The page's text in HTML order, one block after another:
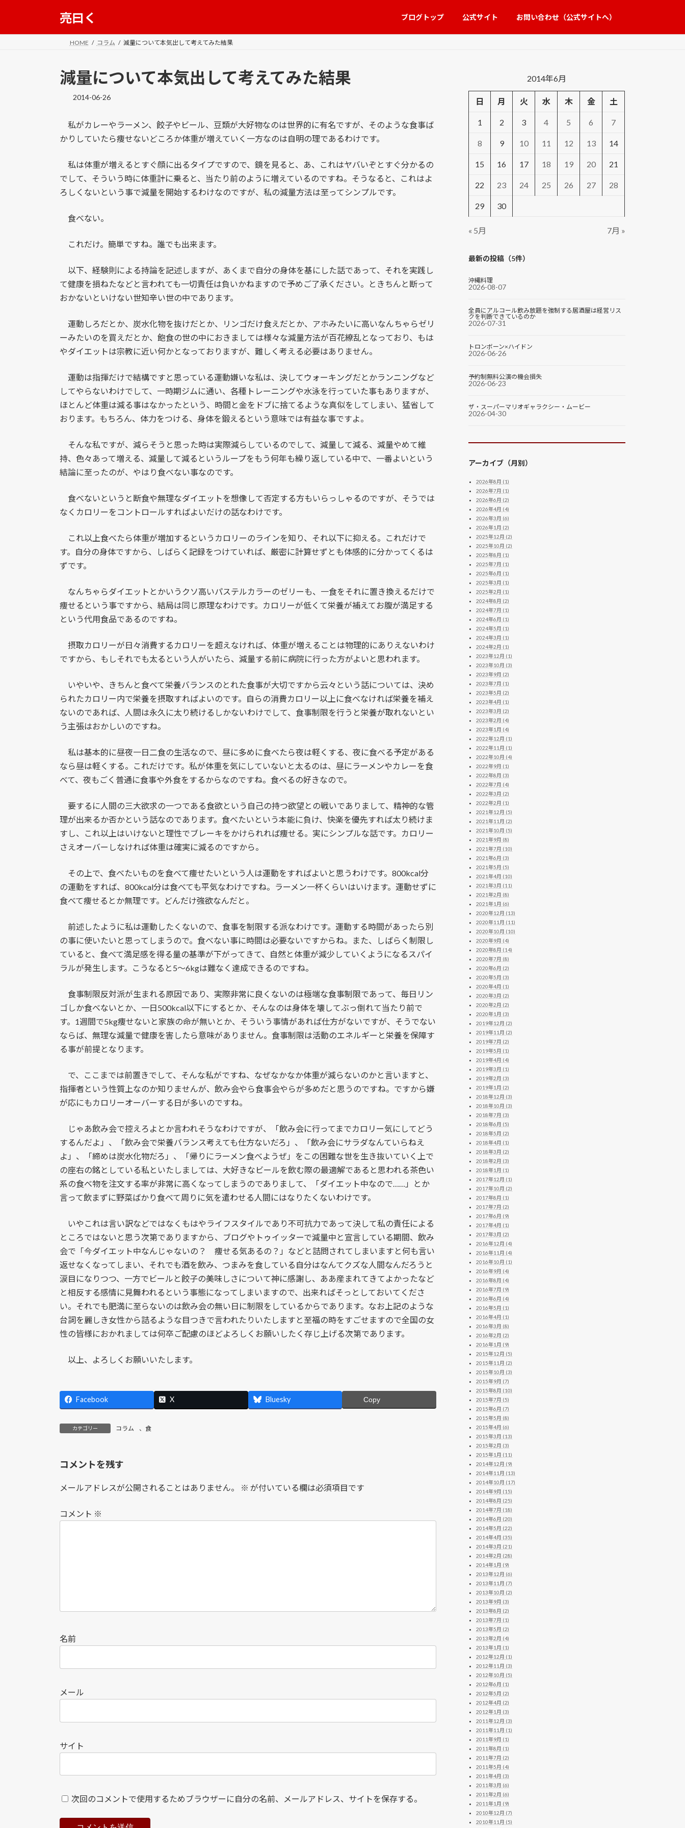
亮曰く ブログトップ 公式サイト お問い合わせ（公式サイトへ）
HOME コラム 減量について本気出して考えてみた結果
減量について本気出して考えてみた結果
2014-06-26
私がカレーやラーメン、餃子やビール、豆類が大好物なのは世界的に有名ですが、そのような食事ば
かりしていたら痩せないどころか体重が増えていく一方なのは自明の理であるわけです。
私は体重が増えるとすぐ顔に出るタイプですので、鏡を見ると、あ、これはヤバいぞとすぐ分かるの
でして、そういう時に体重計に乗ると、当たり前のように増えているのですね。そうなると、これはよ
ろしくないという事で減量を開始するわけなのですが、私の減量方法は至ってシンプルです。
食べない。
これだけ。簡単ですね。誰でも出来ます。
以下、経験則による持論を記述しますが、あくまで自分の身体を基にした話であって、それを実践し
て健康を損ねたなどと言われても一切責任は負いかねますので予めご了承ください。ときちんと断って
おかないといけない世知辛い世の中であります。
運動しろだとか、炭水化物を抜けだとか、リンゴだけ食えだとか、アホみたいに高いなんちゃらゼリ
ーみたいのを買えだとか、飽食の世の中におきましては様々な減量方法が百花繚乱となっており、もは
やダイエットは宗教に近い何かとなっておりますが、難しく考える必要はありません。
運動は指揮だけで結構ですと思っている運動嫌いな私は、決してウォーキングだとかランニングなど
してやらないわけでして、一時期ジムに通い、各種トレーニングや水泳を行っていた事もありますが、
ほとんど体重は減る事はなかったという、時間と金をドブに捨てるような真似をしてしまい、猛省して
おります。もちろん、体力をつける、身体を鍛えるという意味では有益な事ですよ。
そんな私ですが、減らそうと思った時は実際減らしているのでして、減量して減る、減量やめて維
持、色々あって増える、減量して減るというループをもう何年も繰り返している中で、一番よいという
結論に至ったのが、やはり食べない事なのです。
食べないというと断食や無理なダイエットを想像して否定する方もいらっしゃるのですが、そうでは
なくカロリーをコントロールすればよいだけの話なわけです。
これ以上食べたら体重が増加するというカロリーのラインを知り、それ以下に抑える。これだけで
す。自分の身体ですから、しばらく記録をつけていれば、厳密に計算せずとも体感的に分かってくるは
ずです。
なんちゃらダイエットとかいうクソ高いパステルカラーのゼリーも、一食をそれに置き換えるだけで
痩せるという事ですから、結局は同じ原理なわけです。カロリーが低くて栄養が補えてお腹が満足する
という代用食品であるのですね。
摂取カロリーが日々消費するカロリーを超えなければ、体重が増えることは物理的にありえないわけ
ですから、もしそれでも太るという人がいたら、減量する前に病院に行った方がよいと思われます。
いやいや、きちんと食べて栄養バランスのとれた食事が大切ですから云々という話については、決め
られたカロリー内で栄養を摂取すればよいのです。自らの消費カロリー以上に食べなければ栄養を補え
ないのであれば、人間は永久に太り続けるしかないわけでして、食事制限を行うと栄養が取れないとい
う主張はおかしいのですね。
私は基本的に昼夜一日二食の生活なので、昼に多めに食べたら夜は軽くする、夜に食べる予定がある
なら昼は軽くする。これだけです。私が体重を気にしていないと太るのは、昼にラーメンやカレーを食
べて、夜もごく普通に食事や外食をするからなのですね。食べるの好きなので。
要するに人間の三大欲求の一つである食欲という自己の持つ欲望との戦いでありまして、精神的な管
理が出来るか否かという話なのであります。食べたいという本能に負け、快楽を優先すれば太り続けま
すし、これ以上はいけないと理性でブレーキをかけられれば痩せる。実にシンプルな話です。カロリー
さえオーバーしなければ体重は確実に減るのですから。
その上で、食べたいものを食べて痩せたいという人は運動をすればよいと思うわけです。800kcal分
の運動をすれば、800kcal分は食べても平気なわけですね。ラーメン一杯くらいはいけます。運動せずに
食べて痩せるとか無理です。どんだけ強欲なんだと。
前述したように私は運動したくないので、食事を制限する派なわけです。運動する時間があったら別
の事に使いたいと思ってしまうので。食べない事に時間は必要ないですからね。また、しばらく制限し
ていると、食べて満足感を得る量の基準が下がってきて、自然と体重が減少していくようになるスパイ
ラルが発生します。こうなると5～6kgは難なく達成できるのですね。
食事制限反対派が生まれる原因であり、実際非常に良くないのは極端な食事制限であって、毎日リン
ゴしか食べないとか、一日500kcal以下にするとか、そんなのは身体を壊してぶっ倒れて当たり前で
す。1週間で5kg痩せないと家族の命が無いとか、そういう事情があれば仕方がないですが、そうでない
ならば、無理な減量で健康を害したら意味がありません。食事制限は活動のエネルギーと栄養を保障す
る事が前提となります。
で、ここまでは前置きでして、そんな私がですね、なぜなかなか体重が減らないのかと言いますと、
指揮者という性質上なのか知りませんが、飲み会やら食事会やらが多めだと思うのですね。ですから嫌
が応にもカロリーオーバーする日が多いのですね。
じゃあ飲み会で控えろよとか言われそうなわけですが、「飲み会に行ってまでカロリー気にしてどう
するんだよ」、「飲み会で栄養バランス考えても仕方ないだろ」、「飲み会にサラダなんていらねえ
よ」、「締めは炭水化物だろ」、「帰りにラーメン食べようぜ」をこの困難な世を生き抜いていく上で
の座右の銘としている私といたしましては、大好きなビールを飲む際の最適解であると思われる茶色い
系の食べ物を注文する率が非常に高くなってしまうのでありまして、「ダイエット中なので……」とか
言って飲まずに野菜ばかり食べて周りに気を遣わせる人間にはなりたくないわけです。
いやこれは言い訳などではなくもはやライフスタイルであり不可抗力であって決して私の責任による
ところではないと思う次第でありますから、ブログやトゥイッターで減量中と宣言している期間、飲み
会で「今ダイエット中なんじゃないの？ 痩せる気あるの？」などと詰問されてしまいますと何も言い
返せなくなってしまい、それでも酒を飲み、つまみを食している自分はなんてクズな人間なんだろうと
涙目になりつつ、一方でビールと餃子の美味しさについて神に感謝し、ああ産まれてきてよかったなど
と相反する感情に見舞われるという事態になってしまいますので、出来ればそっとしておいてくださ
い。それでも肥満に至らないのは飲み会の無い日に制限をしているからであります。なお上記のような
台詞を麗しき女性から詰るような目つきで言われたりいたしますと至福の時をすごせますので全国の女
性の皆様におかれましては何卒ご配慮のほどよろしくお願いしたく存じ上げる次第であります。
以上、よろしくお願いいたします。
Facebook X Bluesky Copy
カテゴリー コラム 、 食
コメントを残す
メールアドレスが公開されることはありません。 ※ が付いている欄は必須項目です
コメント ※
名前
メール
サイト
次回のコメントで使用するためブラウザーに自分の名前、メールアドレス、サイトを保存する。
2014年6月
日 月 火 水 木 金 土
1 2 3 4 5 6 7
8 9 10 11 12 13 14
15 16 17 18 19 20 21
22 23 24 25 26 27 28
29 30
« 5月 7月 »
最新の投稿（5件）
沖縄料理
2026-08-07
全員にアルコール飲み放題を強制する居酒屋は経営リス
クを判断できているのか
2026-07-31
トロンボーン×ハイドン
2026-06-26
予約制無料公演の機会損失
2026-06-23
ザ・スーパーマリオギャラクシー・ムービー
2026-04-30
アーカイブ（月別）
2026年8月 (1)
2026年7月 (1)
2026年6月 (2)
2026年4月 (4)
2026年3月 (6)
2026年1月 (2)
2025年12月 (2)
2025年10月 (2)
2025年8月 (1)
2025年7月 (1)
2025年6月 (1)
2025年3月 (1)
2025年2月 (1)
2024年8月 (2)
2024年7月 (1)
2024年6月 (1)
2024年5月 (1)
2024年3月 (1)
2024年2月 (1)
2023年12月 (1)
2023年10月 (3)
2023年9月 (2)
2023年7月 (1)
2023年5月 (2)
2023年4月 (1)
2023年3月 (2)
2023年2月 (4)
2023年1月 (4)
2022年12月 (1)
2022年11月 (1)
2022年10月 (4)
2022年9月 (1)
2022年8月 (3)
2022年7月 (4)
2022年3月 (2)
2022年2月 (1)
2021年12月 (5)
2021年11月 (2)
2021年10月 (5)
2021年9月 (8)
2021年7月 (10)
2021年6月 (3)
2021年5月 (5)
2021年4月 (10)
2021年3月 (11)
2021年2月 (8)
2021年1月 (6)
2020年12月 (13)
2020年11月 (11)
2020年10月 (10)
2020年9月 (4)
2020年8月 (14)
2020年7月 (8)
2020年6月 (2)
2020年5月 (3)
2020年4月 (1)
2020年3月 (2)
2020年2月 (2)
2020年1月 (3)
2019年12月 (2)
2019年11月 (2)
2019年7月 (2)
2019年5月 (1)
2019年4月 (4)
2019年3月 (1)
2019年2月 (3)
2019年1月 (2)
2018年12月 (3)
2018年10月 (3)
2018年7月 (3)
2018年6月 (5)
2018年5月 (2)
2018年4月 (1)
2018年3月 (2)
2018年2月 (3)
2018年1月 (1)
2017年12月 (1)
2017年10月 (2)
2017年8月 (1)
2017年7月 (2)
2017年6月 (9)
2017年4月 (1)
2017年3月 (2)
2016年12月 (4)
2016年11月 (4)
2016年10月 (1)
2016年9月 (4)
2016年8月 (4)
2016年7月 (9)
2016年6月 (4)
2016年5月 (1)
2016年4月 (1)
2016年3月 (8)
2016年2月 (2)
2016年1月 (9)
2015年12月 (5)
2015年11月 (2)
2015年10月 (3)
2015年9月 (7)
2015年8月 (10)
2015年7月 (5)
2015年6月 (7)
2015年5月 (8)
2015年4月 (6)
2015年3月 (13)
2015年2月 (3)
2015年1月 (11)
2014年12月 (9)
2014年11月 (13)
2014年10月 (17)
2014年9月 (15)
2014年8月 (25)
2014年7月 (18)
2014年6月 (20)
2014年5月 (22)
2014年4月 (35)
2014年3月 (21)
2014年2月 (28)
2014年1月 (9)
2013年12月 (6)
2013年11月 (7)
2013年10月 (2)
2013年9月 (3)
2013年8月 (2)
2013年7月 (1)
2013年5月 (2)
2013年2月 (4)
2013年1月 (1)
2012年12月 (1)
2012年11月 (3)
2012年10月 (5)
2012年6月 (1)
2012年5月 (2)
2012年4月 (2)
2012年1月 (3)
2011年12月 (3)
2011年11月 (1)
2011年9月 (1)
2011年8月 (1)
2011年7月 (2)
2011年5月 (4)
2011年4月 (3)
2011年3月 (6)
2011年2月 (6)
2011年1月 (9)
2010年12月 (7)
2010年11月 (5)